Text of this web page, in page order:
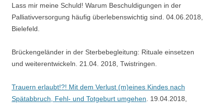
Lass mir meine Schuld! Warum Beschuldigungen in der
Palliativversorgung häufig überlebenswichtig sind. 04.06.2018,
Bielefeld.
Brückengeländer in der Sterbebegleitung: Rituale einsetzen
und weiterentwickeln. 21.04. 2018, Twistringen.
Trauern erlaubt!?! Mit dem Verlust (m)eines Kindes nach
Spätabbruch, Fehl- und Totgeburt umgehen . 19.04.2018,